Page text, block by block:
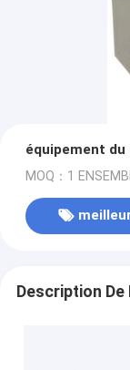
équipement
MOQ：1
Description De